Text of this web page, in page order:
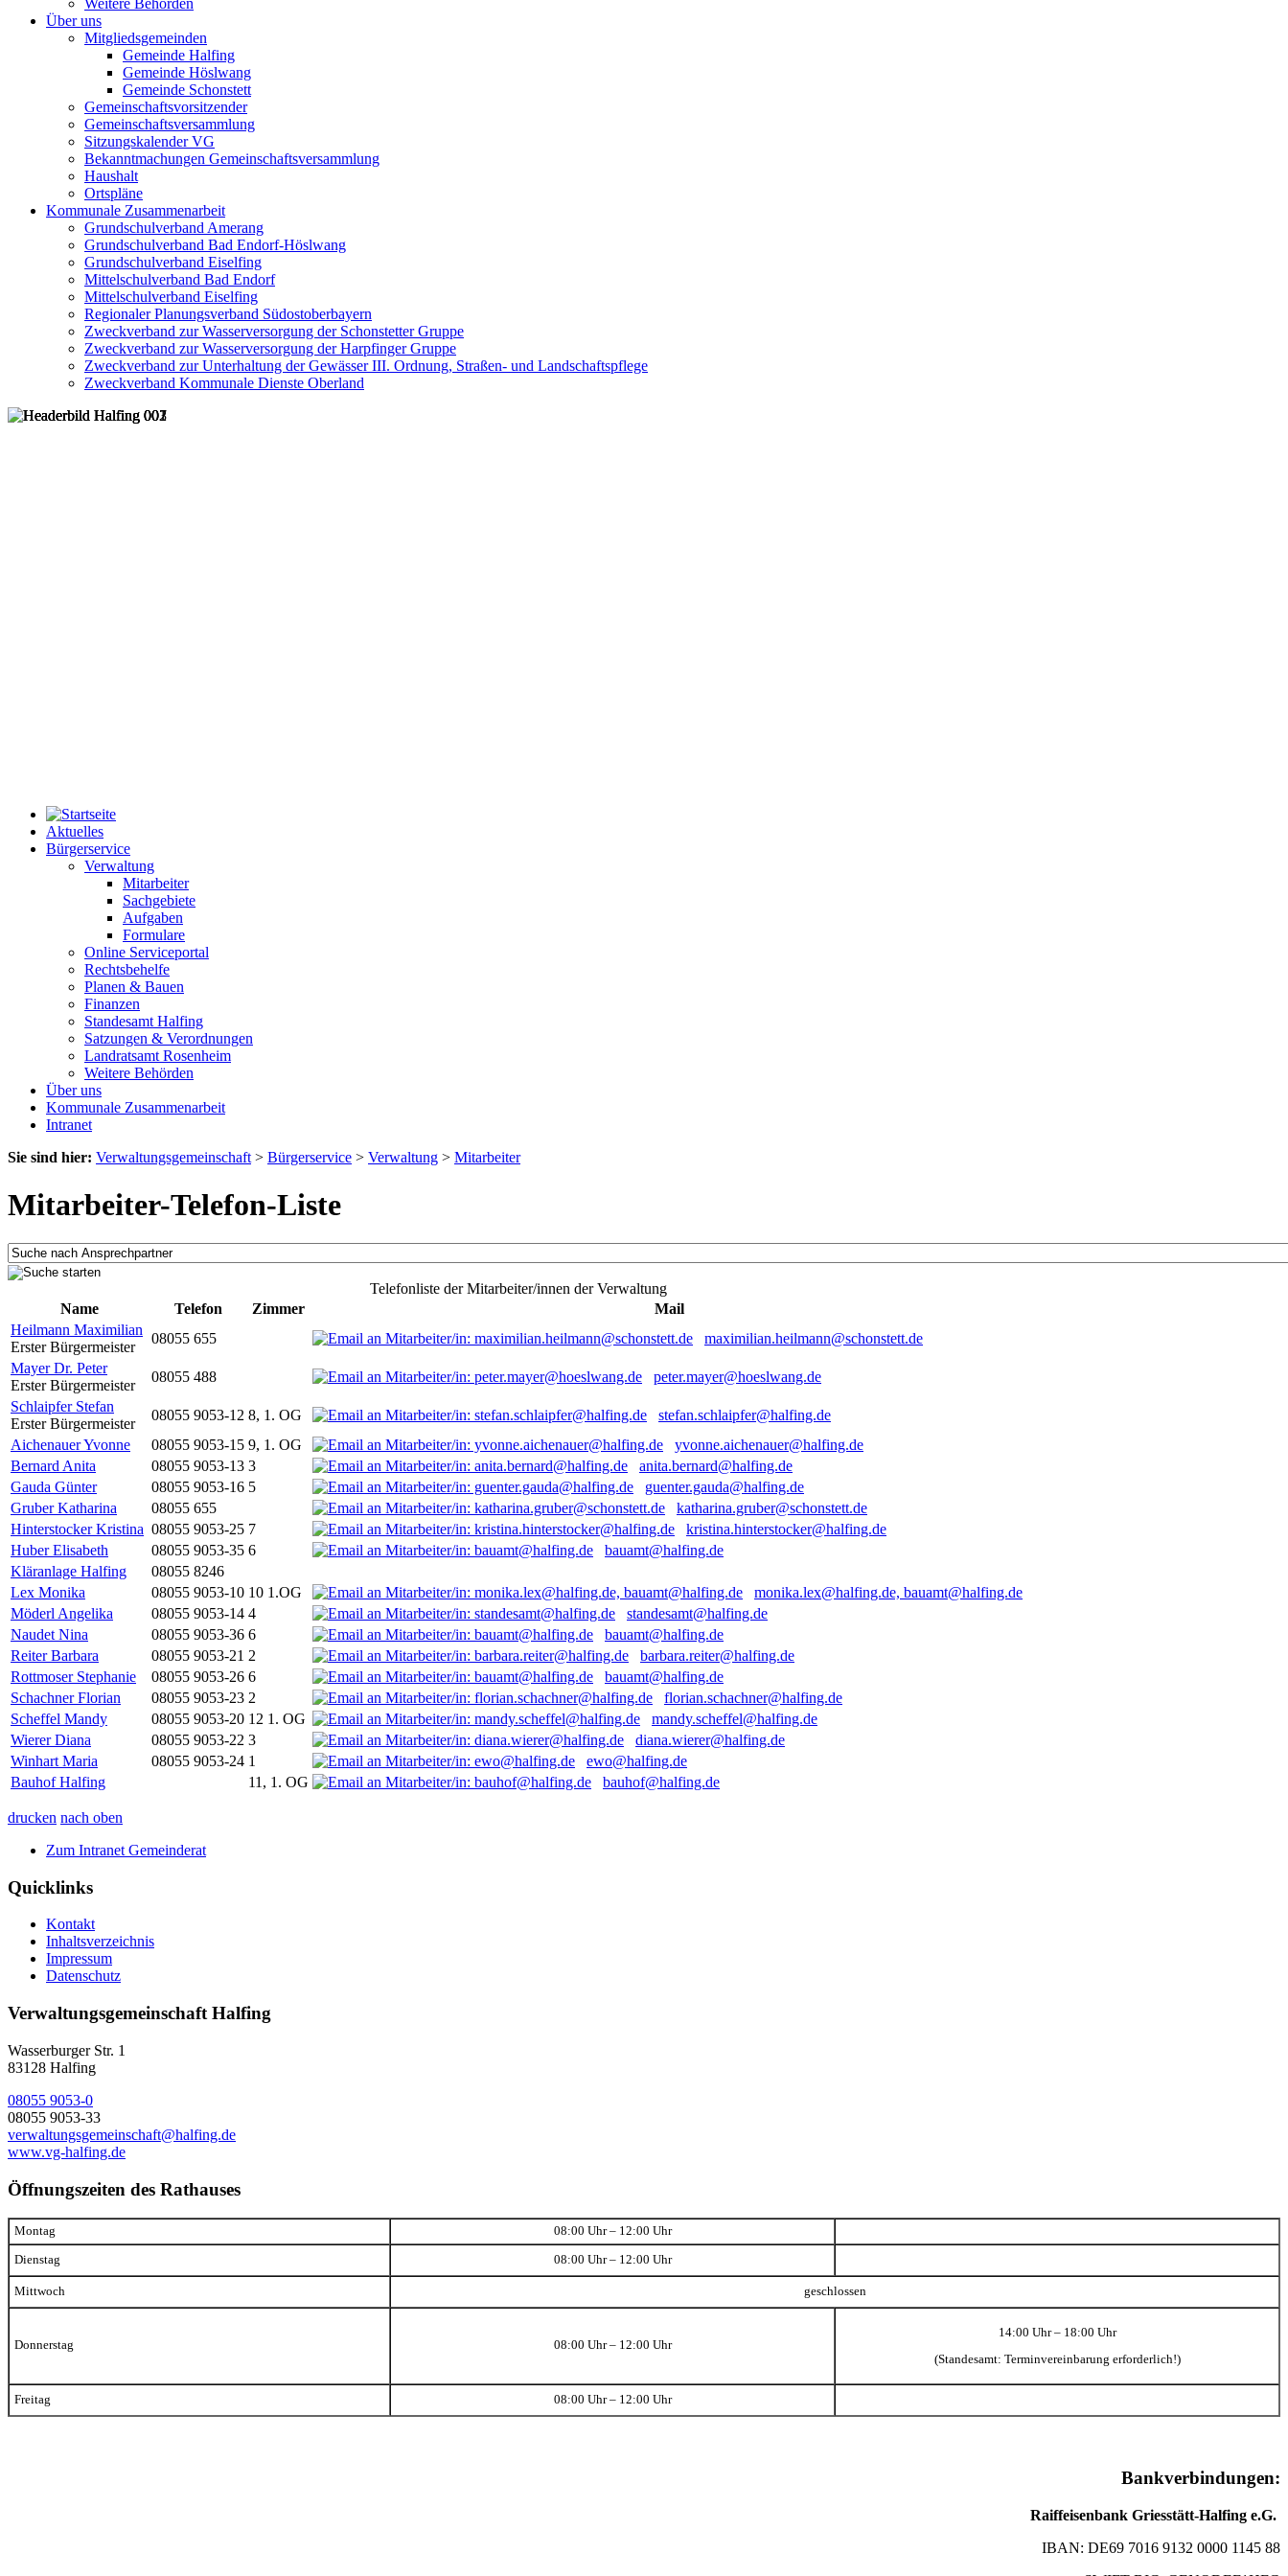
Weitere Behörden
Über uns
Mitgliedsgemeinden
Gemeinde Halfing
Gemeinde Höslwang
Gemeinde Schonstett
Gemeinschaftsvorsitzender
Gemeinschaftsversammlung
Sitzungskalender VG
Bekanntmachungen Gemeinschaftsversammlung
Haushalt
Ortspläne
Kommunale Zusammenarbeit
Grundschulverband Amerang
Grundschulverband Bad Endorf-Höslwang
Grundschulverband Eiselfing
Mittelschulverband Bad Endorf
Mittelschulverband Eiselfing
Regionaler Planungsverband Südostoberbayern
Zweckverband zur Wasserversorgung der Schonstetter Gruppe
Zweckverband zur Wasserversorgung der Harpfinger Gruppe
Zweckverband zur Unterhaltung der Gewässer III. Ordnung, Straßen- und Landschaftspflege
Zweckverband Kommunale Dienste Oberland
Aktuelles
Bürgerservice
Verwaltung
Mitarbeiter
Sachgebiete
Aufgaben
Formulare
Online Serviceportal
Rechtsbehelfe
Planen & Bauen
Finanzen
Standesamt Halfing
Satzungen & Verordnungen
Landratsamt Rosenheim
Weitere Behörden
Über uns
Kommunale Zusammenarbeit
Intranet
Sie sind hier: Verwaltungsgemeinschaft > Bürgerservice > Verwaltung > Mitarbeiter
Mitarbeiter-Telefon-Liste
Telefonliste der Mitarbeiter/innen der Verwaltung
Name
Telefon Zimmer
Mail
Heilmann Maximilian
Erster Bürgermeister
08055 655
maximilian.heilmann@schonstett.de
Mayer Dr. Peter
Erster Bürgermeister
08055 488
peter.mayer@hoeslwang.de
Schlaipfer Stefan
Erster Bürgermeister
08055 9053-12 8, 1. OG
stefan.schlaipfer@halfing.de
Aichenauer Yvonne
08055 9053-15 9, 1. OG
yvonne.aichenauer@halfing.de
Bernard Anita
08055 9053-13 3
anita.bernard@halfing.de
Gauda Günter
08055 9053-16 5
guenter.gauda@halfing.de
Gruber Katharina
08055 655
katharina.gruber@schonstett.de
Hinterstocker Kristina 08055 9053-25 7
kristina.hinterstocker@halfing.de
Huber Elisabeth
08055 9053-35 6
bauamt@halfing.de
Kläranlage Halfing
08055 8246
Lex Monika
08055 9053-10 10 1.OG
monika.lex@halfing.de, bauamt@halfing.de
Möderl Angelika
08055 9053-14 4
standesamt@halfing.de
Naudet Nina
08055 9053-36 6
bauamt@halfing.de
Reiter Barbara
08055 9053-21 2
barbara.reiter@halfing.de
Rottmoser Stephanie
08055 9053-26 6
bauamt@halfing.de
Schachner Florian
08055 9053-23 2
florian.schachner@halfing.de
Scheffel Mandy
08055 9053-20 12 1. OG
mandy.scheffel@halfing.de
Wierer Diana
08055 9053-22 3
diana.wierer@halfing.de
Winhart Maria
08055 9053-24 1
ewo@halfing.de
Bauhof Halfing
11, 1. OG bauhof@halfing.de
drucken nach oben
Zum Intranet Gemeinderat
Quicklinks
Kontakt
Inhaltsverzeichnis
Impressum
Datenschutz
Verwaltungsgemeinschaft Halfing
Wasserburger Str. 1
83128 Halfing
08055 9053-0
08055 9053-33
verwaltungsgemeinschaft@halfing.de
www.vg-halfing.de
Öffnungszeiten des Rathauses
Montag 08:00 Uhr – 12:00 Uhr
Dienstag 08:00 Uhr – 12:00 Uhr
Mittwoch geschlossen
Donnerstag 08:00 Uhr – 12:00 Uhr
14:00 Uhr – 18:00 Uhr
(Standesamt: Terminvereinbarung erforderlich!)
Freitag 08:00 Uhr – 12:00 Uhr
Bankverbindungen:
Raiffeisenbank Griesstätt-Halfing e.G.
IBAN: DE69 7016 9132 0000 1145 88